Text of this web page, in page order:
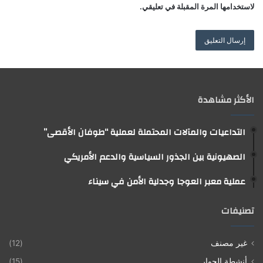
من حق التصرف في تطوير أراضيهم إلا بقرارات مسبقة
وبشكل عام، تجاوز مستوى الإجراءات الأمنية في قرى
ومخيمات الضفة الغربية تلك الإجراءات الأمنية التي طبقتها
الجيش الإسرائيلي بتغيير جغرافية المخيمات عبر شق
شمال الضفة الغربية على النزوح، واستنساخ محور نتساريم
بين جنين وطولكرم لتسهيل السيطرة الأمنية، خاصةً وأن
الجيش الإسرائيلي كان قد إستدعى فرقة دبابات إلى شمال
الضفة الغربية، وحسب وزير الدفاع يسرائيل كاتس، أن بقاء
العسكرية في الضفة الغربية.
لاستخدامها المرة المقبلة في تعليقي.
الأكثر مشاهدة
التداعيات والمآلات المحتملة لعملية “طوفان الأقصى”
الصهيونية بين الجذور السياسية والدعم الأمريكي
عملية معبر العوجا وجدلية الأمن في سيناء
تصنيفات
غير مصنف
(12)
أنشطة الحوار
(15)